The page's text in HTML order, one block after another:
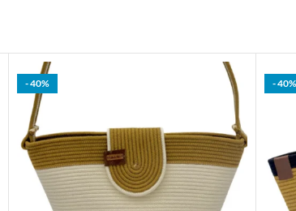
- 40% - 40%